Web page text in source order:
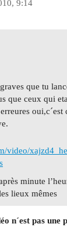
9:14
que tu
que ceux qui
oui,c´est
video/
minute
lieux mêmes
n´est pas une